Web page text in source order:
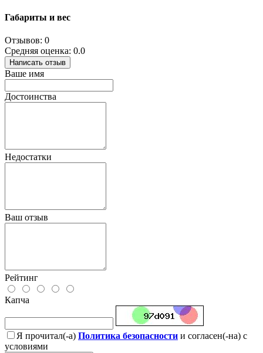
Габариты и вес
Отзывов: 0
Средняя оценка: 0.0
Написать отзыв
Ваше имя
Достоинства
Недостатки
Ваш отзыв
Рейтинг
Капча
Я прочитал(-а) Политика безопасности и согласен(-на) с
условиями